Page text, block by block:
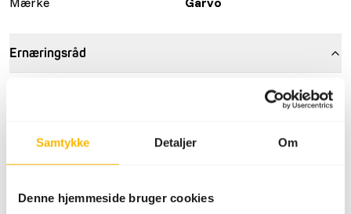
Samtykke Detaljer Om
Denne hjemmeside bruger cookies
Ernæringsråd
• Giv marsvin frisk foder dagligt; cirka 30-45 gram om
dagen pr. dyr. Giv ikke for meget foder, så marsvinene
velsmagende bidder (selektiv fodring) og efterlader de
andre nødvendige næringsstoffer. • Hvis marsvinene
altid marsvinene halm eller hø. De har brug for mange